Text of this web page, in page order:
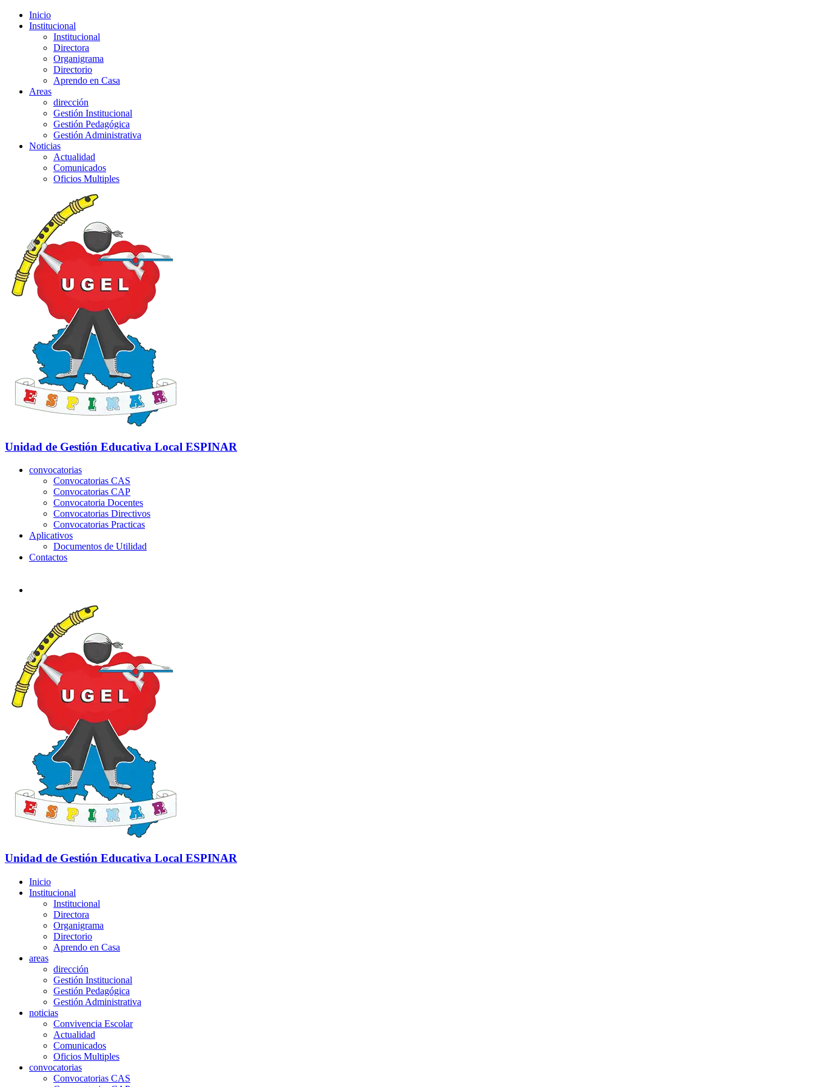
Inicio
Institucional
Institucional
Directora
Organigrama
Directorio
Aprendo en Casa
Areas
dirección
Gestión Institucional
Gestión Pedagógica
Gestión Administrativa
Noticias
Actualidad
Comunicados
Oficios Multiples
Unidad de Gestión Educativa Local ESPINAR
convocatorias
Convocatorias CAS
Convocatorias CAP
Convocatoria Docentes
Convocatorias Directivos
Convocatorias Practicas
Aplicativos
Documentos de Utilidad
Contactos
Unidad de Gestión Educativa Local ESPINAR
Inicio
Institucional
Institucional
Directora
Organigrama
Directorio
Aprendo en Casa
areas
dirección
Gestión Institucional
Gestión Pedagógica
Gestión Administrativa
noticias
Convivencia Escolar
Actualidad
Comunicados
Oficios Multiples
convocatorias
Convocatorias CAS